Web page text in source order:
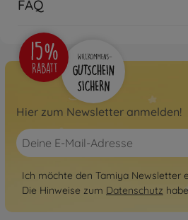
Nicht
Archiv
Archiv
1:10 RC
FAQ
Hier zum Newsletter anmelden!
Ich möchte den Tamiya Newsletter
Die Hinweise zum Datenschutz